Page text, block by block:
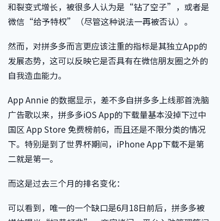
和裂变式增长，被很多人认为是“钻了空子”，或者是
微信“给予特权”（尽管这种说法一再被否认）。
然而，对拼多多而言更应该注重的指标是其独立App的
发展态势，这可以反映它是否具有在微信朋友圈之外的
自我造血能力。
App Annie 的数据显示，差不多自拼多多上线那首洗脑
广告歌以来，拼多多iOS App的下载量基本没掉下过中
国区 App Store 免费榜前6，而且还是不限分类的情况
下。特别是到了世界杯期间，iPhone App下载不是第
二就是第一。
而这是过去三个月的排名变化：
可以看到，唯一的一个缺口是6月18日前后，拼多多被